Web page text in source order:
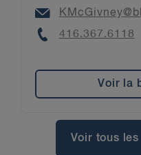
Email
Phone
416.367.6118
Voir la
Voir tous